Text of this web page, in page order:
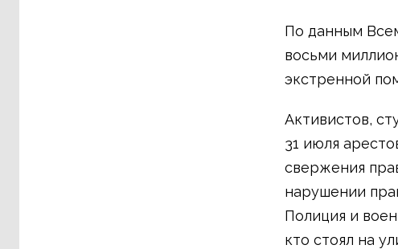
По данным
восьми
экстренной
Активистов,
31 июля
свержения
нарушении
Полиция и
кто стоял на